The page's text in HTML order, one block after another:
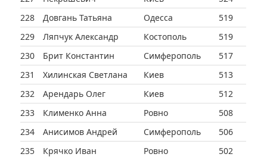
228
Довгань Татьяна Одесса
519
229
Ляпчук Александр Костополь
519
230
Брит Константин Симферополь
517
231
Хилинская Светлана Киев
513
232
Арендарь Олег Киев
512
233
Клименко Анна Ровно
508
234
Анисимов Андрей Симферополь
506
235
Крячко Иван Ровно
502